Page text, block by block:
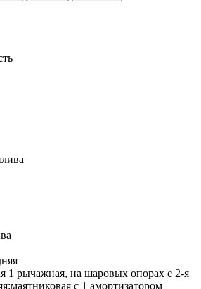
1 рычажная, на шаровых опорах с 2-я
с 1 амортизатором